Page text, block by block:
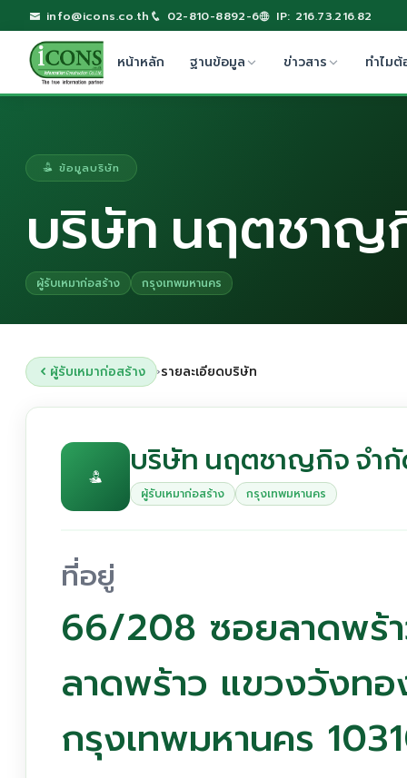
info@icons.co.th 02-810-8892-6 IP: 216.73.216.82
หน้าหลัก ฐานข้อมูล ข่าวสาร ทำไมต้
ข้อมูลบริษัท
บริษัท นฤตชาญ
ผู้รับเหมาก่อสร้าง กรุงเทพมหานคร
ผู้รับเหมาก่อสร้าง ›รายละเอียดบริษัท
บริษัท นฤตชาญกิจ จำ
ผู้รับเหมาก่อสร้าง กรุงเทพมหานคร
ที่อยู่
66/208 ซอยลาดพร้
ลาดพร้าว แขวงวังท
กรุงเทพมหานคร